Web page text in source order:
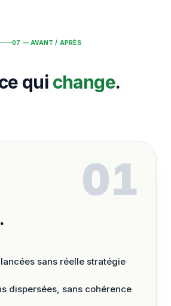
07 — AVANT / APRÈS
qui change.
01
sans réelle stratégie
dispersées, sans cohérence